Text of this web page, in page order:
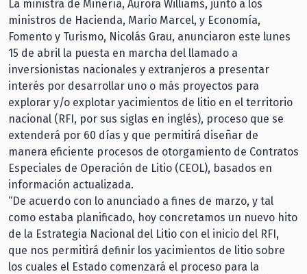
La ministra de Minería, Aurora Williams, junto a los
ministros de Hacienda, Mario Marcel, y Economía,
Fomento y Turismo, Nicolás Grau, anunciaron este lunes
15 de abril la puesta en marcha del llamado a
inversionistas nacionales y extranjeros a presentar
interés por desarrollar uno o más proyectos para
explorar y/o explotar yacimientos de litio en el territorio
nacional (RFI, por sus siglas en inglés), proceso que se
extenderá por 60 días y que permitirá diseñar de
manera eficiente procesos de otorgamiento de Contratos
Especiales de Operación de Litio (CEOL), basados en
información actualizada.
“De acuerdo con lo anunciado a fines de marzo, y tal
como estaba planificado, hoy concretamos un nuevo hito
de la Estrategia Nacional del Litio con el inicio del RFI,
que nos permitirá definir los yacimientos de litio sobre
los cuales el Estado comenzará el proceso para la